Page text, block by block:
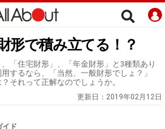
形で積み立てる！？
「住宅財形」、「年金財形」と3種類あり
するなら、「当然、一般財形でしょ？」
それって正解なのでしょうか。
更新日： 2019年02月12日
イド